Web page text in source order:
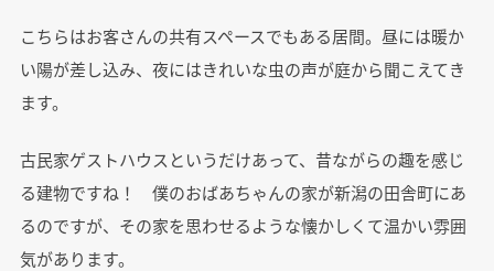
こちらはお客さんの共有スペースでもある居間。昼には暖か
い陽が差し込み、夜にはきれいな虫の声が庭から聞こえてき
ます。
古民家ゲストハウスというだけあって、昔ながらの趣を感じ
る建物ですね！ 僕のおばあちゃんの家が新潟の田舎町にあ
るのですが、その家を思わせるような懐かしくて温かい雰囲
気があります。